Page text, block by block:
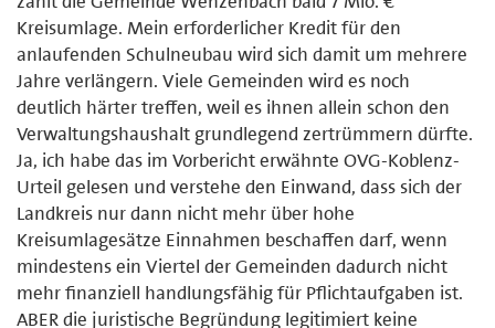
Kreisumlage. Mein erforderlicher Kredit für den
anlaufenden Schulneubau wird sich damit um mehrere
Jahre verlängern. Viele Gemeinden wird es noch
deutlich härter treffen, weil es ihnen allein schon den
Verwaltungshaushalt grundlegend zertrümmern dürfte.
Ja, ich habe das im Vorbericht erwähnte OVG-Koblenz-
Urteil gelesen und verstehe den Einwand, dass sich der
Landkreis nur dann nicht mehr über hohe
Kreisumlagesätze Einnahmen beschaffen darf, wenn
mindestens ein Viertel der Gemeinden dadurch nicht
mehr finanziell handlungsfähig für Pflichtaufgaben ist.
ABER die juristische Begründung legitimiert keine